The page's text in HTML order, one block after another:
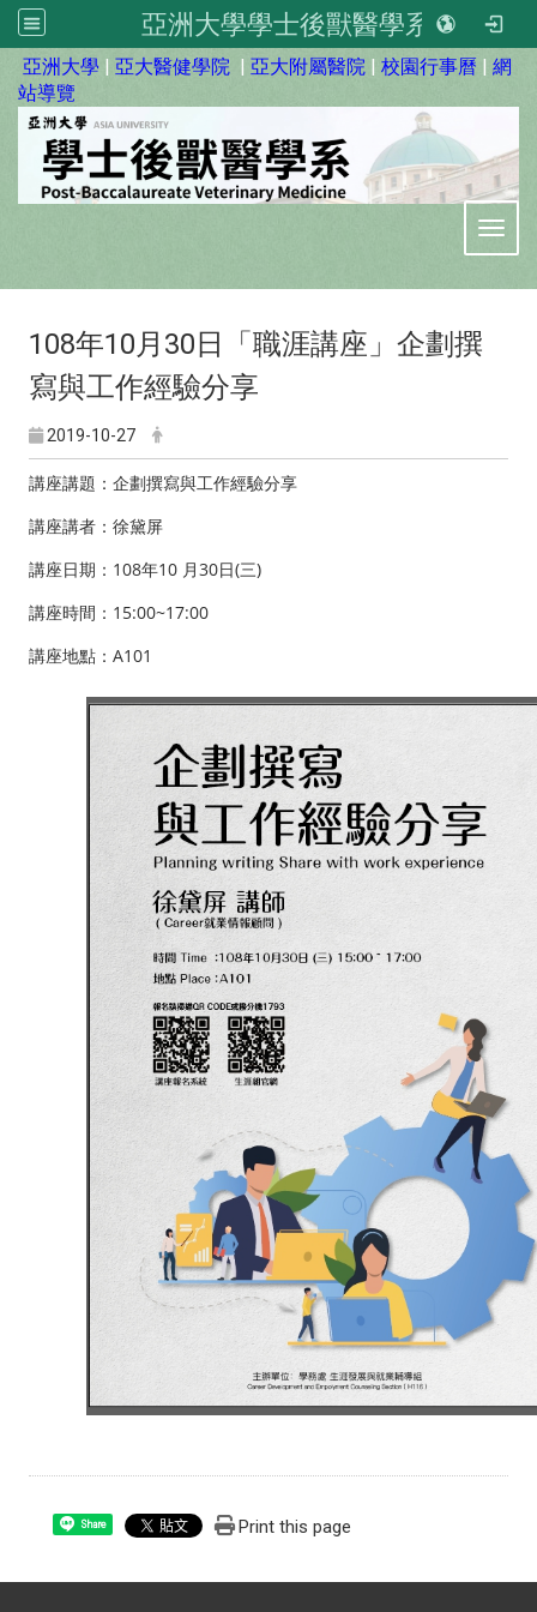
亞洲大學學士後獸醫學系
亞洲大學 | 亞大醫健學院 | 亞大附屬醫院 | 校園行事曆 | 網
站導覽
108年10月30日「職涯講座」企劃撰
寫與工作經驗分享
2019-10-27
講座講題：企劃撰寫與工作經驗分享
講座講者：徐黛屏
講座日期：108年10 月30日(三)
講座時間：15:00~17:00
講座地點：A101
Share Print this page